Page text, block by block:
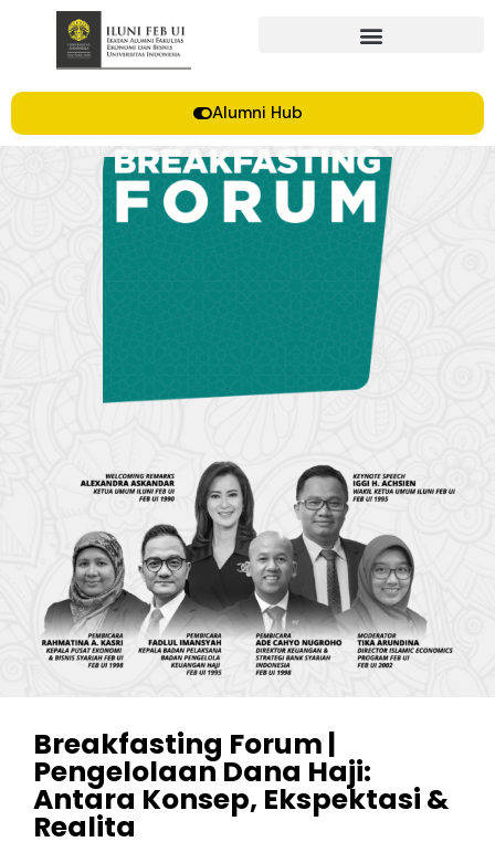
Alumni Hub
Breakfasting Forum |
Pengelolaan Dana Haji:
Antara Konsep, Ekspektasi &
Realita